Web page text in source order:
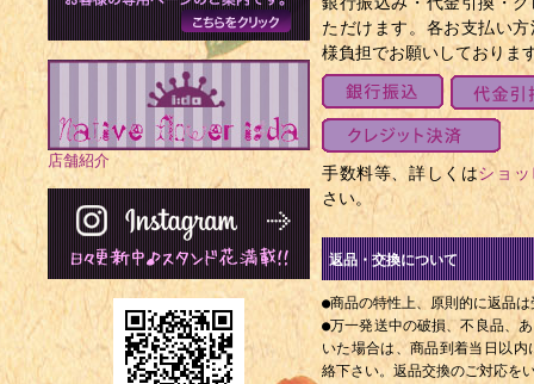
ただけます。各お支払い
様負担でお願いしておりま
手数料等、詳しくはショ
さい。
返品・交換について
●商品の特性上、原則的に返品
●万一発送中の破損、不良品、
いた場合は、商品到着当日以
絡下さい。返品交換のご対応を
店舗紹介